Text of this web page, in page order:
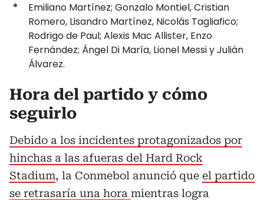
Emiliano Martínez; Gonzalo Montiel, Cristian
Romero, Lisandro Martínez, Nicolás Tagliafico;
Rodrigo de Paul; Alexis Mac Allister, Enzo
Fernández; Ángel Di María, Lionel Messi y Julián
Álvarez.
Hora del partido y cómo
seguirlo
Debido a los incidentes protagonizados por
hinchas a las afueras del Hard Rock
Stadium, la Conmebol anunció que el partido
se retrasaría una hora mientras logra